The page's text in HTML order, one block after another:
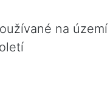
na území